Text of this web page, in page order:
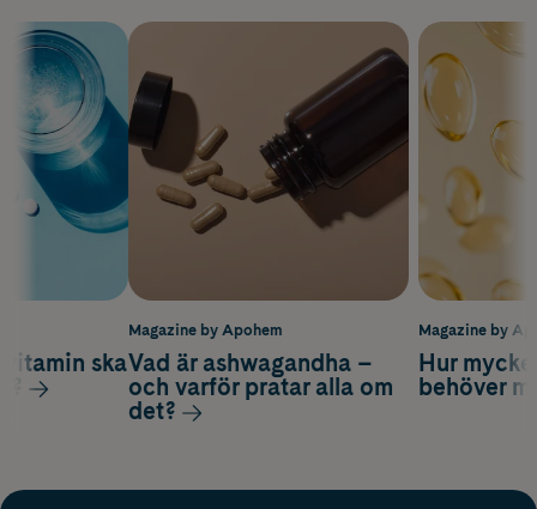
Magazine by
Hur
behöver
ska
Magazine by Apohem
Vad är ashwagandha –
och varför pratar alla om
det?